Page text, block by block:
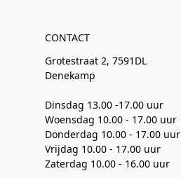
CONTACT
Grotestraat 2, 7591DL
Denekamp
Dinsdag 13.00 -17.00 uur
Woensdag 10.00 - 17.00 uur
Donderdag 10.00 - 17.00 uur
Vrijdag 10.00 - 17.00 uur
Zaterdag 10.00 - 16.00 uur